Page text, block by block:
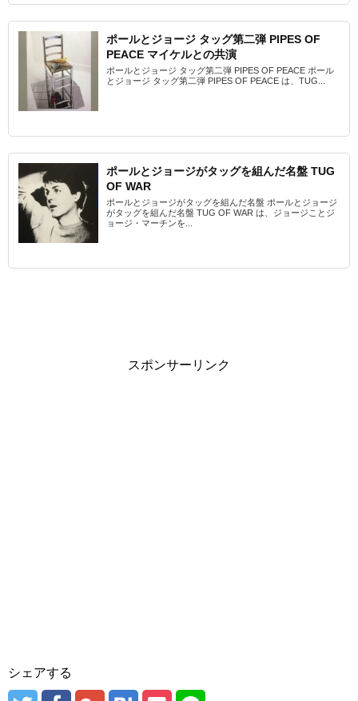
ポールとジョージ タッグ第二弾 PIPES OF
PEACE マイケルとの共演
ポールとジョージ タッグ第二弾 PIPES OF PEACE ポール
とジョージ タッグ第二弾 PIPES OF PEACE は、TUG...
ポールとジョージがタッグを組んだ名盤 TUG
OF WAR
ポールとジョージがタッグを組んだ名盤 ポールとジョージ
がタッグを組んだ名盤 TUG OF WAR は、ジョージことジ
ョージ・マーチンを...
スポンサーリンク
シェアする